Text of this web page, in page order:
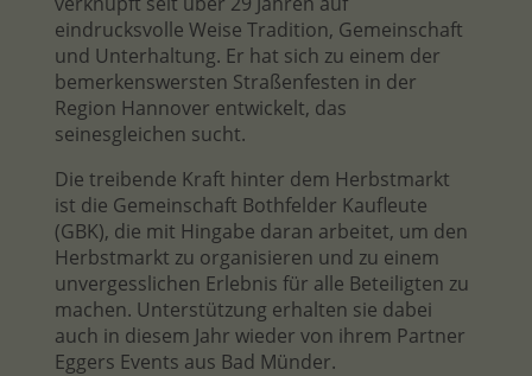
eindrucksvolle Weise Tradition, Gemeinschaft
und Unterhaltung. Er hat sich zu einem der
bemerkenswersten Straßenfesten in der
Region Hannover entwickelt, das
seinesgleichen sucht.
Die treibende Kraft hinter dem Herbstmarkt
ist die Gemeinschaft Bothfelder Kaufleute
(GBK), die mit Hingabe daran arbeitet, um den
Herbstmarkt zu organisieren und zu einem
unvergesslichen Erlebnis für alle Beteiligten zu
machen. Unterstützung erhalten sie dabei
auch in diesem Jahr wieder von ihrem Partner
Eggers Events aus Bad Münder.